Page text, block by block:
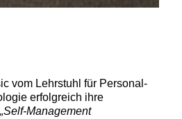
vom Lehrstuhl für Personal-
erfolgreich ihre
„Self-Management